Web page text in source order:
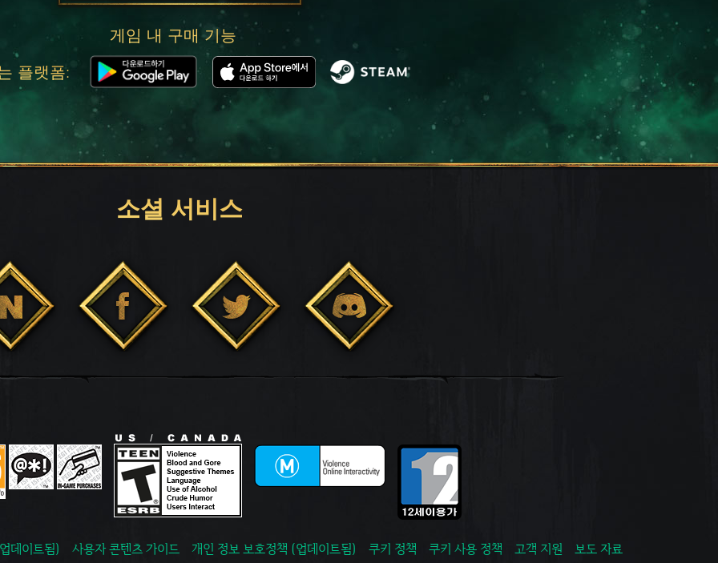
게임 내 구매 기능
플랫폼:
소셜 서비스
데이트됨) 사용자 콘텐츠 가이드 개인 정보 보호정책 (업데이트됨) 쿠키 정책 쿠키 사용 정책 고객 지원 보도 자료